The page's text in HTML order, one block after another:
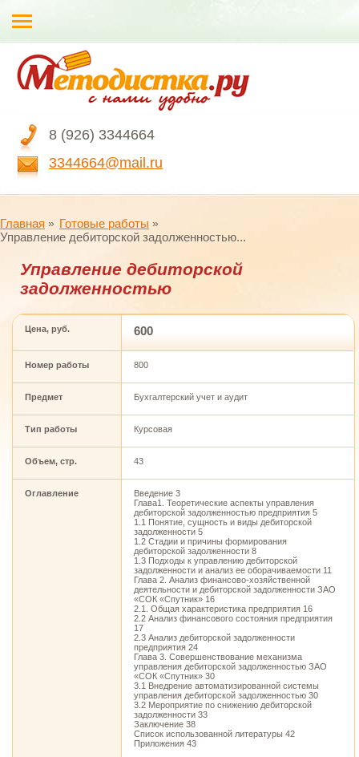
8 (926) 3344664
3344664@mail.ru
Главная
Готовые работы
Управление дебиторской задолженностью...
Управление дебиторской
задолженностью
Цена, руб. 600
Номер работы 800
Предмет Бухгалтерский учет и аудит
Тип работы Курсовая
Объем, стр. 43
Оглавление
Введение 3
Глава1. Теоретические аспекты управления
дебиторской задолженностью предприятия 5
1.1 Понятие, сущность и виды дебиторской
задолженности 5
1.2 Стадии и причины формирования
дебиторской задолженности 8
1.3 Подходы к управлению дебиторской
задолженности и анализ ее оборачиваемости 11
Глава 2. Анализ финансово-хозяйственной
деятельности и дебиторской задолженности ЗАО
«СОК «Спутник» 16
2.1. Общая характеристика предприятия 16
2.2 Анализ финансового состояния предприятия
17
2.3 Анализ дебиторской задолженности
предприятия 24
Глава 3. Совершенствование механизма
управления дебиторской задолженностью ЗАО
«СОК «Спутник» 30
3.1 Внедрение автоматизированной системы
управления дебиторской задолженностью 30
3.2 Мероприятие по снижению дебиторской
задолженности 33
Заключение 38
Список использованной литературы 42
Приложения 43